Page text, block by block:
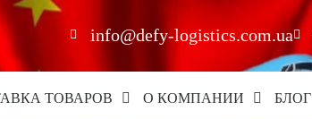
info@defy-logistics.com.ua
ТОВАРОВ О КОМПАНИИ БЛОГ